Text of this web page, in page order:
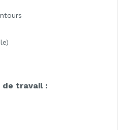
de travail :